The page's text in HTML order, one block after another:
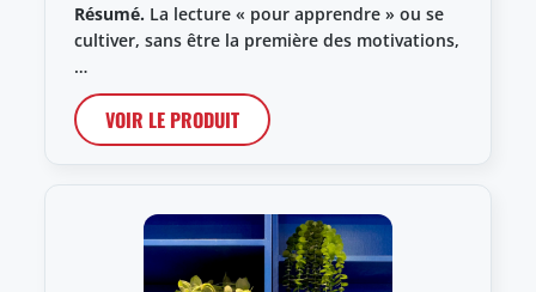
Résumé. La lecture « pour apprendre » ou se
cultiver, sans être la première des motivations,
…
VOIR LE PRODUIT